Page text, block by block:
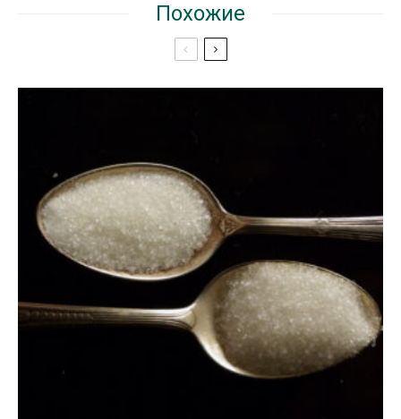
Похожие